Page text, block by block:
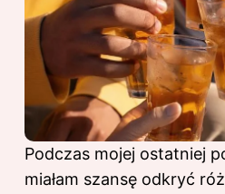
Podczas mojej ostatniej
miałam szansę odkryć